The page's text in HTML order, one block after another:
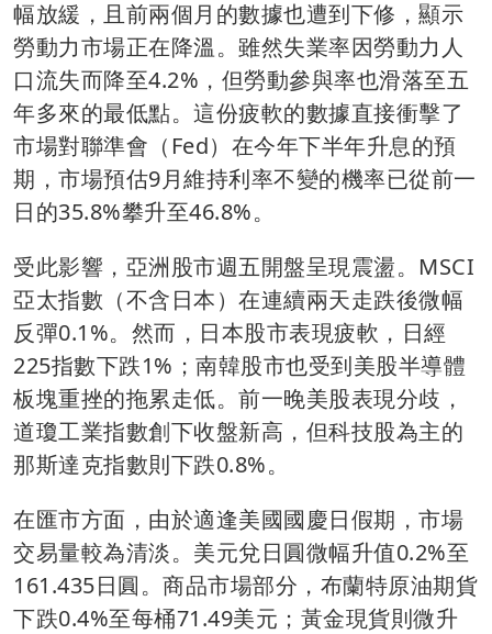
幅放緩，且前兩個月的數據也遭到下修，顯示
勞動力市場正在降溫。雖然失業率因勞動力人
口流失而降至4.2%，但勞動參與率也滑落至五
年多來的最低點。這份疲軟的數據直接衝擊了
市場對聯準會（Fed）在今年下半年升息的預
期，市場預估9月維持利率不變的機率已從前一
日的35.8%攀升至46.8%。
受此影響，亞洲股市週五開盤呈現震盪。MSCI
亞太指數（不含日本）在連續兩天走跌後微幅
反彈0.1%。然而，日本股市表現疲軟，日經
225指數下跌1%；南韓股市也受到美股半導體
板塊重挫的拖累走低。前一晚美股表現分歧，
道瓊工業指數創下收盤新高，但科技股為主的
那斯達克指數則下跌0.8%。
在匯市方面，由於適逢美國國慶日假期，市場
交易量較為清淡。美元兌日圓微幅升值0.2%至
161.435日圓。商品市場部分，布蘭特原油期貨
下跌0.4%至每桶71.49美元；黃金現貨則微升